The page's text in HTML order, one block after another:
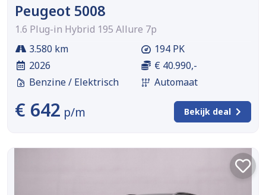
Peugeot 5008
1.6 Plug-in Hybrid 195 Allure 7p
3.580 km
2026
Benzine / Elektrisch
194 PK
€ 40.990,-
Automaat
€ 642 p/m Bekijk deal